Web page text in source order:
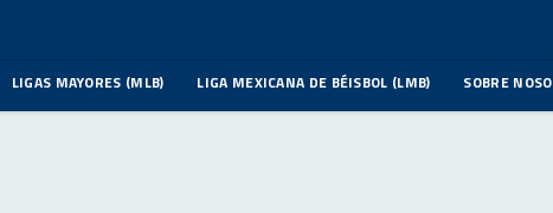
LIGAS MAYORES (MLB) LIGA MEXICANA DE BÉISBOL (LMB) SOBRE